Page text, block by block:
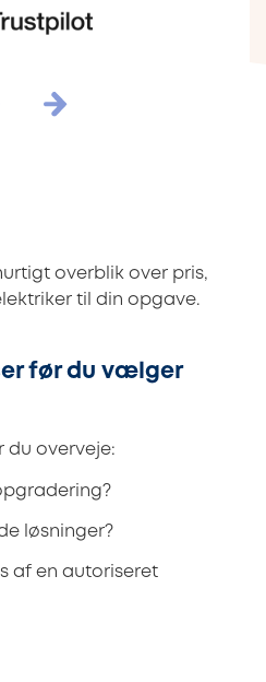
overblik over pris,
til din opgave.
før du vælger
du overveje:
løsninger?
af en autoriseret